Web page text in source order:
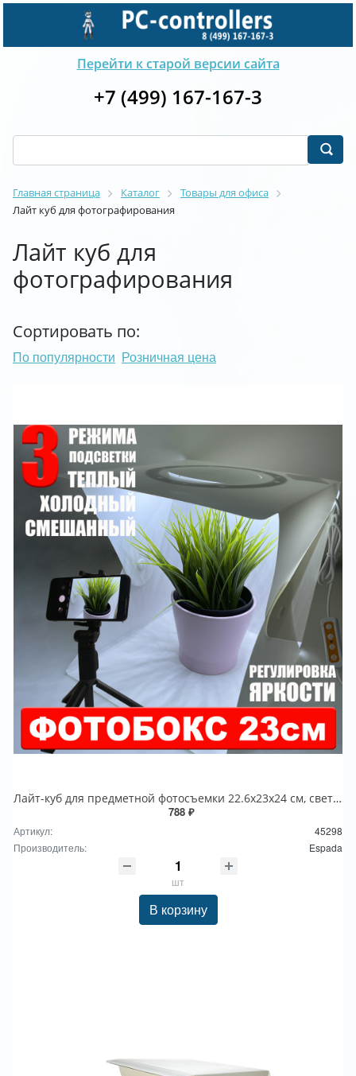
Перейти к старой версии сайта
+7 (499) 167-167-3
Главная страница Каталог
Товары для офиса
Лайт куб для фотографирования
Лайт куб для
фотографирования
Сортировать по:
По популярности Розничная цена
Лайт-куб для предметной фотосъемки 22.6х23х24 см, светильник LED USB, модель ELC22, Espada
788 ₽
Артикул:
45298
Производитель:
Espada
шт
В корзину